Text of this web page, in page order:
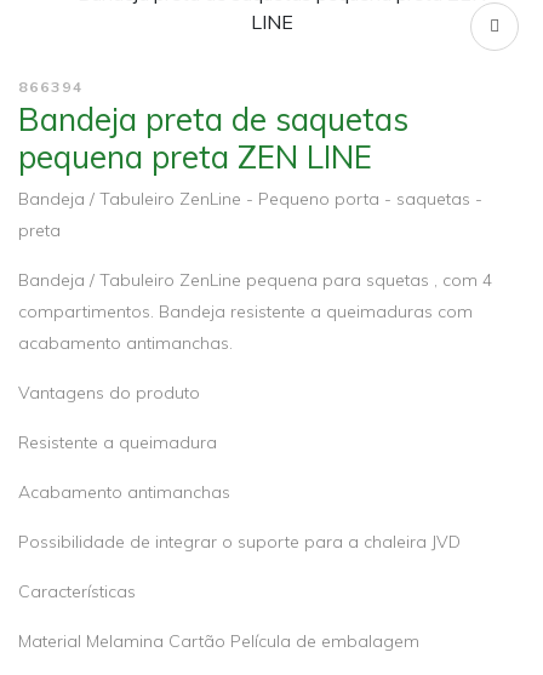
866394
Bandeja preta de saquetas
pequena preta ZEN LINE
Bandeja / Tabuleiro ZenLine - Pequeno porta - saquetas -
preta
Bandeja / Tabuleiro ZenLine pequena para squetas , com 4
compartimentos. Bandeja resistente a queimaduras com
acabamento antimanchas.
Vantagens do produto
Resistente a queimadura
Acabamento antimanchas
Possibilidade de integrar o suporte para a chaleira JVD
Características
Material Melamina Cartão Película de embalagem